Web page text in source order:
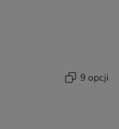
9 opcji